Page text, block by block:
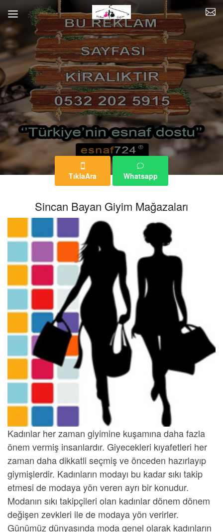
TıklaAra Whatsapp
Sincan Bayan Giyim Mağazaları
Kadınlar her zaman giyimine kuşamına daha fazla
önem vermiş insanlardır. Giyecekleri kıyafetleri her
zaman daha dikkatli seçmiş ve önceden hazırlayıp
giymişlerdir. Kadınların modayı bu kadar sıkı takip
etmesi de modaya yön veren ayrı bir konudur.
Modanın sıkı takipçileri olan kadınlar dönem dönem
değişen zevkleri ile de modaya yön verirler.
Günümüz dünyasında moda genel olarak kadınların